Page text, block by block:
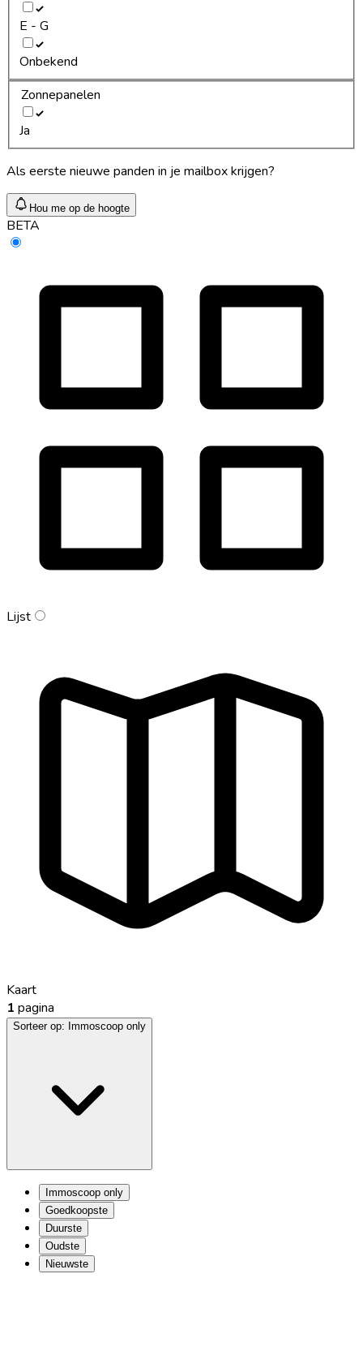
E - G
Onbekend
Zonnepanelen
Ja
Als eerste nieuwe panden in je mailbox krijgen?
Hou me op de hoogte
BETA
Lijst
Kaart
1 pagina
Sorteer op: Immoscoop only
Immoscoop only
Goedkoopste
Duurste
Oudste
Nieuwste